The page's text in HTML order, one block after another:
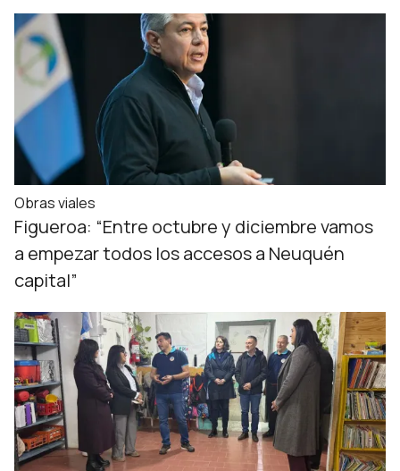
Obras viales
Figueroa: “Entre octubre y diciembre vamos
a empezar todos los accesos a Neuquén
capital”